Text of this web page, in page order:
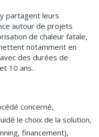
partagent leurs
autour de projets
de chaleur fatale,
notamment en
des durées de
10 ans.
concerné,
le choix de la solution,
financement),